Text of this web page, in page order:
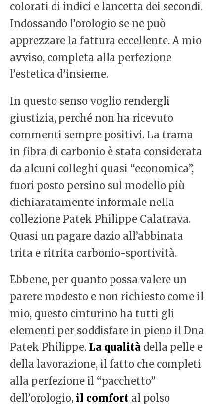
colorati di indici e lancetta dei secondi.
Indossando l’orologio se ne può
apprezzare la fattura eccellente. A mio
avviso, completa alla perfezione
l’estetica d’insieme.
In questo senso voglio rendergli
giustizia, perché non ha ricevuto
commenti sempre positivi. La trama
in fibra di carbonio è stata considerata
da alcuni colleghi quasi “economica”,
fuori posto persino sul modello più
dichiaratamente informale nella
collezione Patek Philippe Calatrava.
Quasi un pagare dazio all’abbinata
trita e ritrita carbonio-sportività.
Ebbene, per quanto possa valere un
parere modesto e non richiesto come il
mio, questo cinturino ha tutti gli
elementi per soddisfare in pieno il Dna
Patek Philippe. La qualità della pelle e
della lavorazione, il fatto che completi
alla perfezione il “pacchetto”
dell’orologio, il comfort al polso